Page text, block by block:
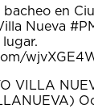
bacheo en
Nueva
VILLA